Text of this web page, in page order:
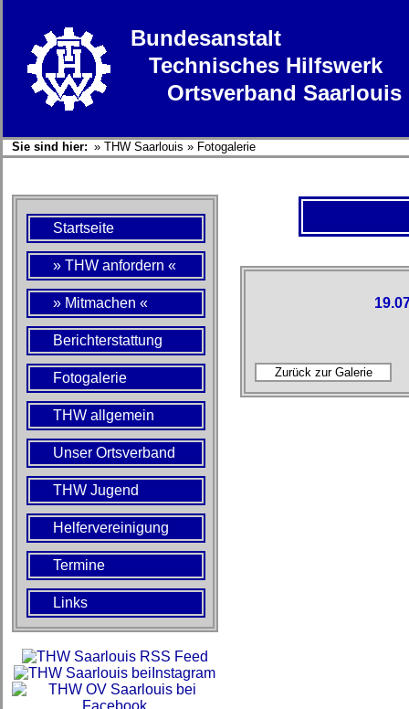
Bundesanstalt
Technisches Hilfswerk
Ortsverband Saarlouis
Sie sind hier: » THW Saarlouis » Fotogalerie
Startseite
» THW anfordern «
» Mitmachen «
Berichterstattung
Fotogalerie
THW allgemein
Unser Ortsverband
THW Jugend
Helfervereinigung
Termine
Links